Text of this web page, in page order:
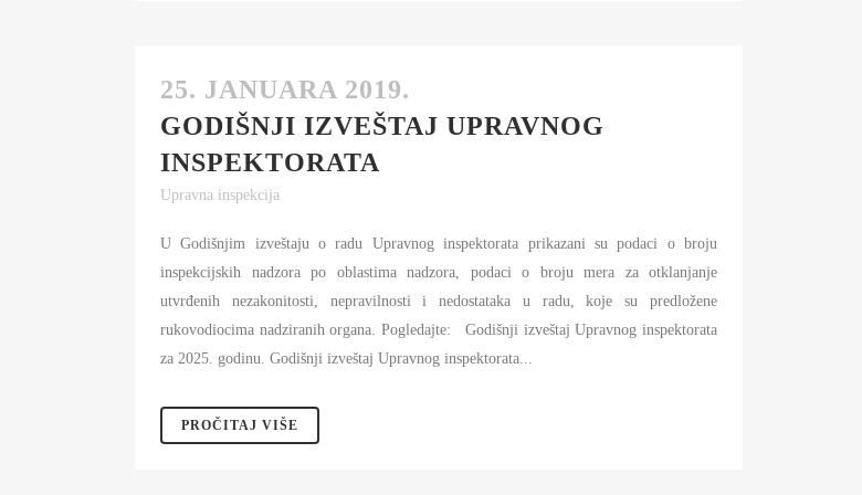
25. JANUARA 2019.
GODIŠNJI IZVEŠTAJ UPRAVNOG
INSPEKTORATA
Upravna inspekcija
U Godišnjim izveštaju o radu Upravnog inspektorata prikazani su podaci o broju
inspekcijskih nadzora po oblastima nadzora, podaci o broju mera za otklanjanje
utvrđenih nezakonitosti, nepravilnosti i nedostataka u radu, koje su predložene
rukovodiocima nadziranih organa. Pogledajte: Godišnji izveštaj Upravnog inspektorata
za 2025. godinu. Godišnji izveštaj Upravnog inspektorata...
PROČITAJ VIŠE